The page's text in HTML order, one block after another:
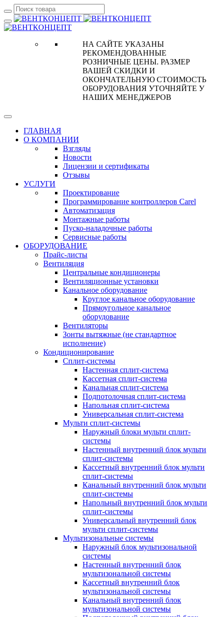
НА САЙТЕ УКАЗАНЫ
РЕКОМЕНДОВАННЫЕ
РОЗНИЧНЫЕ ЦЕНЫ. РАЗМЕР
ВАШЕЙ СКИДКИ И
ОКОНЧАТЕЛЬНУЮ СТОИМОСТЬ
ОБОРУДОВАНИЯ УТОЧНЯЙТЕ У
НАШИХ МЕНЕДЖЕРОВ
ГЛАВНАЯ
О КОМПАНИИ
Взгляды
Новости
Лицензии и сертификаты
Отзывы
УСЛУГИ
Проектирование
Программирование контроллеров Carel
Автоматизация
Монтажные работы
Пуско-наладочные работы
Сервисные работы
ОБОРУДОВАНИЕ
Прайс-листы
Вентиляция
Центральные кондиционеры
Вентиляционные установки
Канальное оборудование
Круглое канальное оборудование
Прямоугольное канальное
оборудование
Вентиляторы
Зонты вытяжные (не стандартное
исполнение)
Кондиционирование
Сплит-системы
Настенная сплит-система
Кассетная сплит-система
Канальная сплит-система
Подпотолочная сплит-система
Напольная сплит-система
Универсальная сплит-система
Мульти сплит-системы
Наружный блоки мульти сплит-
системы
Настенный внутренний блок мульти
сплит-системы
Кассетный внутренний блок мульти
сплит-системы
Канальный внутренний блок мульти
сплит-системы
Напольный внутренний блок мульти
сплит-системы
Универсальный внутренний блок
мульти сплит-системы
Мультизональные системы
Наружный блок мультизональной
системы
Настенный внутренний блок
мультизональной системы
Кассетный внутренний блок
мультизональной системы
Канальный внутренний блок
мультизональной системы